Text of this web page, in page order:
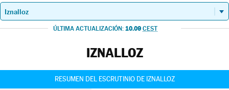
ÚLTIMA ACTUALIZACIÓN: 10.09 CEST
IZNALLOZ
RESUMEN DEL ESCRUTINIO DE IZNALLOZ